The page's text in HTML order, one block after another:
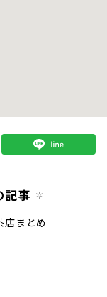
記事
店まとめ